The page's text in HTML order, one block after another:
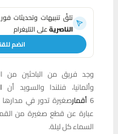
تلقَّ تنبيهات وتحديثات
الناصريةعلى التليغرام
انضم
وجد فريق من الباحثين من
وألمانيا، فنلندا والسويد أن
6 أقمارصغيرة تدور في
عبارة عن قطع صغيرة من
السماء كل ليلة.